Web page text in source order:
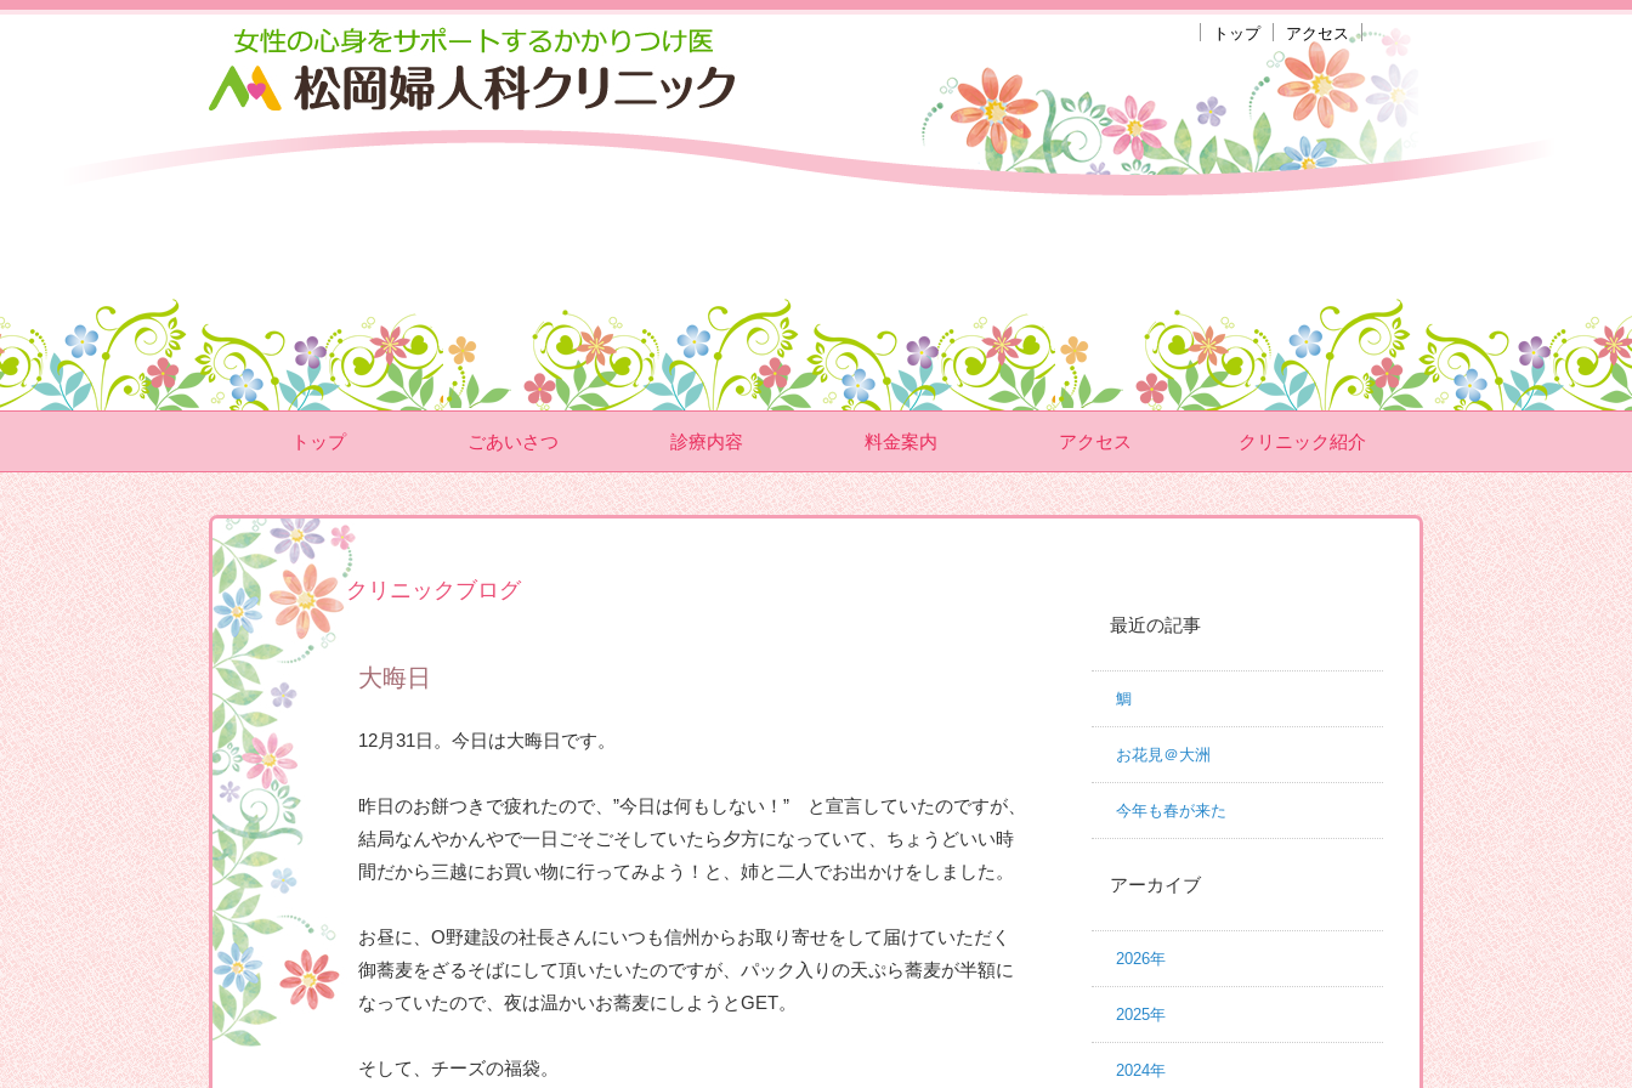
トップ アクセス
トップ ごあいさつ 診療内容 料金案内 アクセス クリニック紹介
クリニックブログ
大晦日
12月31日。今日は大晦日です。
昨日のお餅つきで疲れたので、”今日は何もしない！” と宣言していたのですが、
結局なんやかんやで一日ごそごそしていたら夕方になっていて、ちょうどいい時
間だから三越にお買い物に行ってみよう！と、姉と二人でお出かけをしました。
お昼に、O野建設の社長さんにいつも信州からお取り寄せをして届けていただく
御蕎麦をざるそばにして頂いたいたのですが、パック入りの天ぷら蕎麦が半額に
なっていたので、夜は温かいお蕎麦にしようとGET。
そして、チーズの福袋。
最近の記事
鯛
お花見＠大洲
今年も春が来た
アーカイブ
2026年
2025年
2024年